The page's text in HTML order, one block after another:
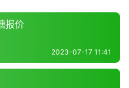
报价
2023-07-17 11:41